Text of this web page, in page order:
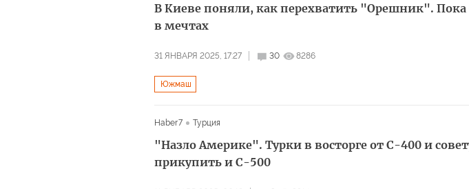
В Киеве поняли, как перехватить "Орешник". Пока
в мечтах
31 ЯНВАРЯ 2025, 17:27 30 8286
Южмаш
Haber7 Турция
"Назло Америке". Турки в восторге от С-400 и
прикупить и С-500